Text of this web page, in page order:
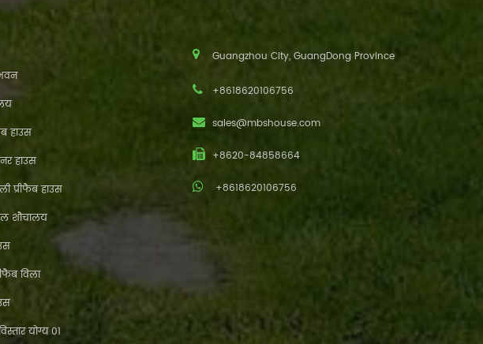
हाउस
हाउस
प्रीफैब हाउस
शौचालय
विला
योग्य 01
Guangzhou City, GuangDong Province
+8618620106756
sales@mbshouse.com
+8620-84858664
+8618620106756